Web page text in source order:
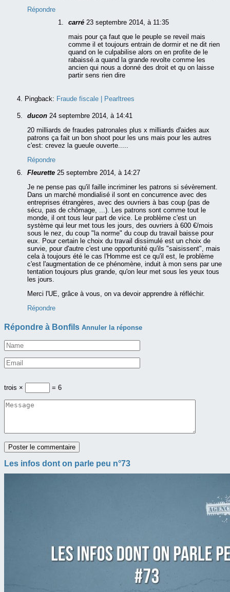
Répondre
carré 23 septembre 2014, à 11:35
mais pour ça faut que le peuple se reveil mais
comme il et toujours entrain de dormir et ne dit rien
quand on le culpabilise alors on en profite de le
rabaissé.a quand la grande revolte comme les
ancien qui nous a donné des droit et qu on laisse
partir sens rien dire
Pingback: Fraude fiscale | Pearltrees
ducon 24 septembre 2014, à 14:41
20 milliards de fraudes patronales plus x milliards d'aides aux
patrons ça fait un bon shoot pour les uns mais pour les autres
c'est: crevez la gueule ouverte.....
Répondre
Fleurette 25 septembre 2014, à 14:27
Je ne pense pas qu'il faille incriminer les patrons si sévèrement.
Dans un marché mondialisé il sont en concurrence avec des
entreprises étrangères, avec des ouvriers à bas coup (pas de
sécu, pas de chômage, ...). Les patrons sont comme tout le
monde, il ont tous leur part de vice. Le problème c'est un
système qui leur met tous les jours, des ouvriers à 600 €/mois
sous le nez, du coup "la norme" du coup du travail baisse pour
eux. Pour certain le choix du travail dissimulé est un choix de
survie, pour d'autre c'est une opportunité qu'ils "saisissent", mais
cela à toujours été le cas l'Homme est ce qu'il est, le problème
c'est l'augmentation de ce phénomène, induit à mon sens par une
tentation toujours plus grande, qu'on leur met sous les yeux tous
les jours.
Merci l'UE, grâce à vous, on va devoir apprendre à réfléchir.
Répondre
Répondre à Bonfils Annuler la réponse
trois × = 6
Les infos dont on parle peu n°73